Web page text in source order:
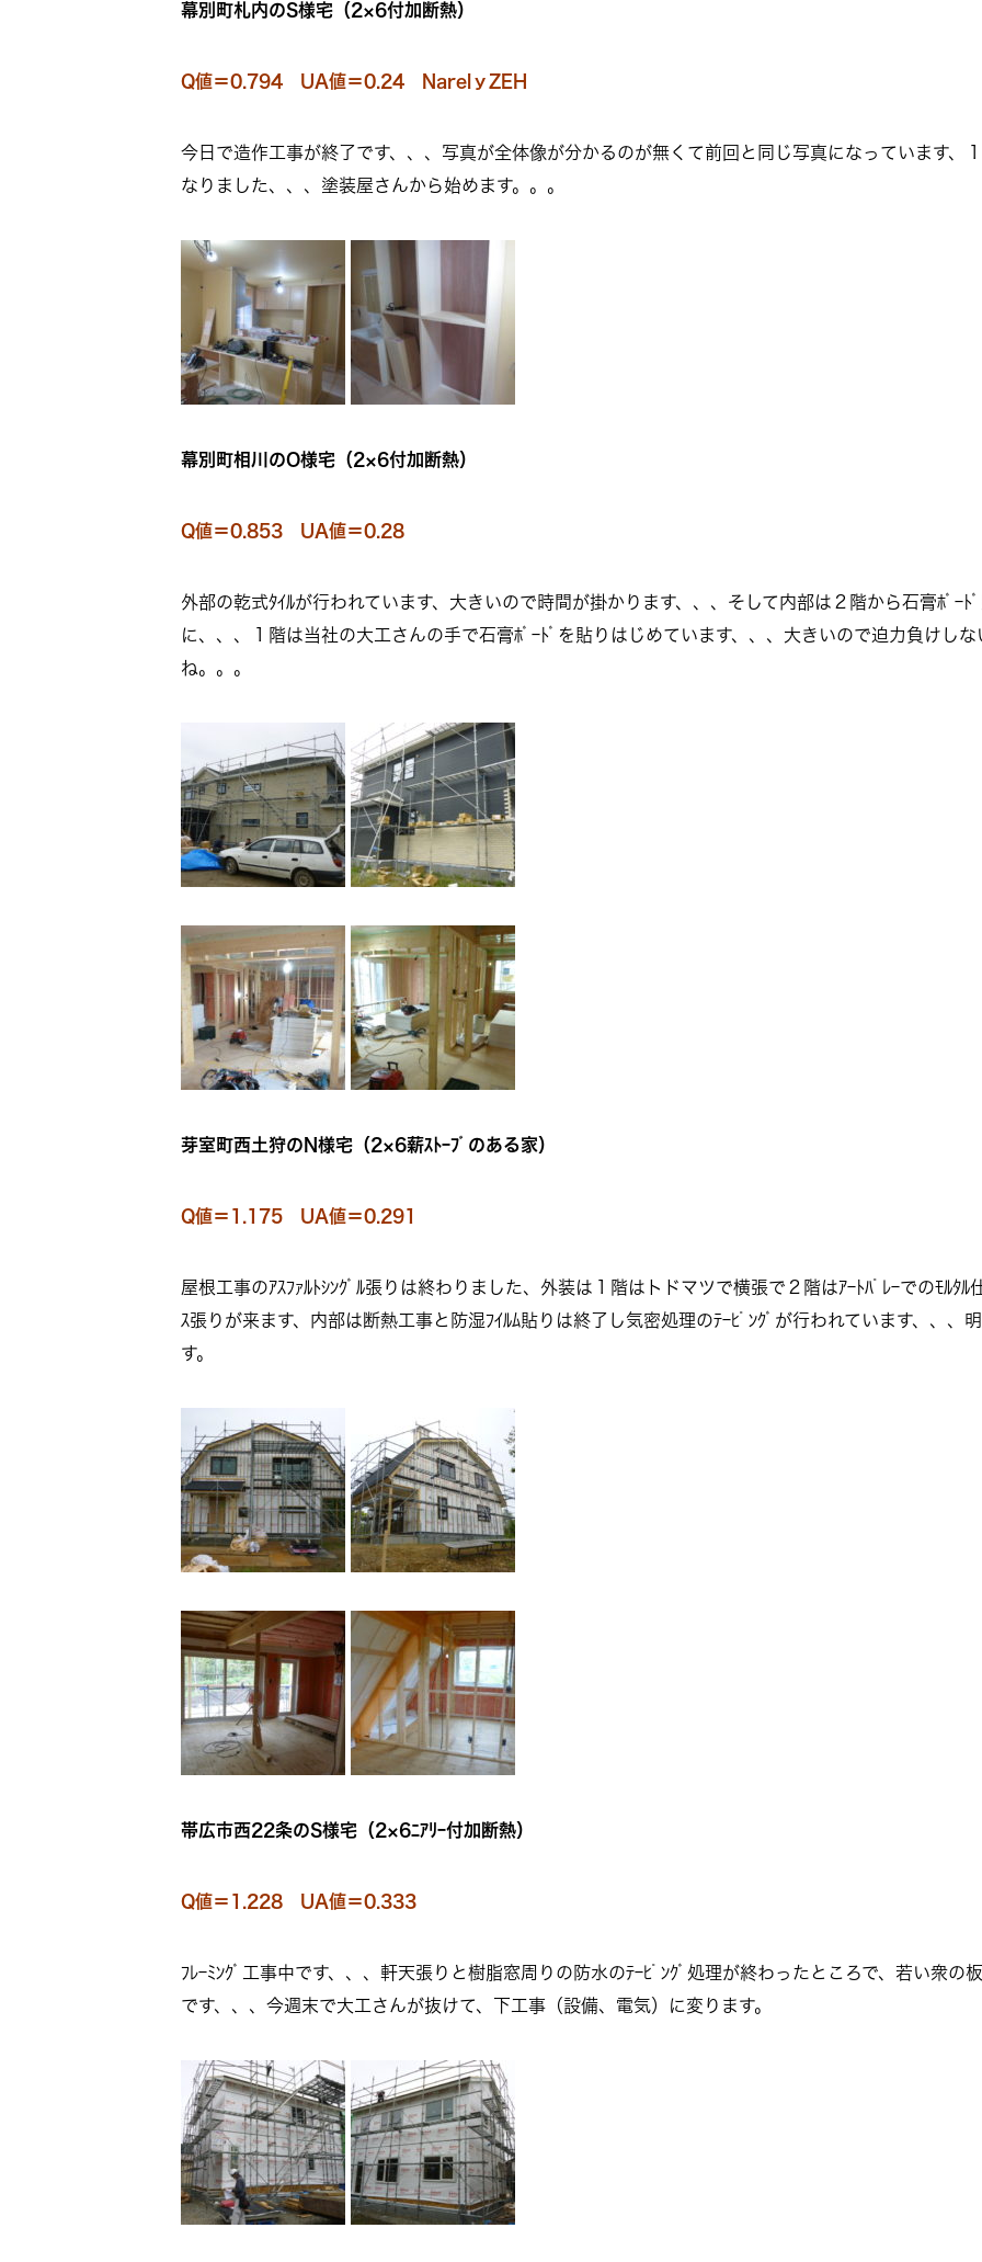
幕別町札内のS様宅（2×6付加断熱）
Q値＝0.794 UA値＝0.24 NarelｙZEH
今日で造作工事が終了です、、、写真が全体像が分かるのが無くて前回と同じ写真になっています、
なりました、、、塗装屋さんから始めます。。。
幕別町相川のO様宅（2×6付加断熱）
Q値＝0.853 UA値＝0.28
外部の乾式ﾀｲﾙが行われています、大きいので時間が掛かります、、、そして内部は２階から石膏ﾎﾞｰﾄ
に、、、１階は当社の大工さんの手で石膏ﾎﾞｰﾄﾞを貼りはじめています、、、大きいので迫力負けし
ね。。。
芽室町西土狩のN様宅（2×6薪ｽﾄｰﾌﾞのある家）
Q値＝1.175 UA値＝0.291
屋根工事のｱｽﾌｧﾙﾄｼﾝｸﾞﾙ張りは終わりました、外装は１階はトドマツで横張で２階はｱｰﾄﾊﾟﾚｰでのﾓﾙﾀﾙ
ｽ張りが来ます、内部は断熱工事と防湿ﾌｲﾙﾑ貼りは終了し気密処理のﾃｰﾋﾟﾝｸﾞが行われています、、、
す。
帯広市西22条のS様宅（2×6ﾆｱﾘｰ付加断熱）
Q値＝1.228 UA値＝0.333
ﾌﾚｰﾐﾝｸﾞ工事中です、、、軒天張りと樹脂窓周りの防水のﾃｰﾋﾟﾝｸﾞ処理が終わったところで、若い衆の
です、、、今週末で大工さんが抜けて、下工事（設備、電気）に変ります。